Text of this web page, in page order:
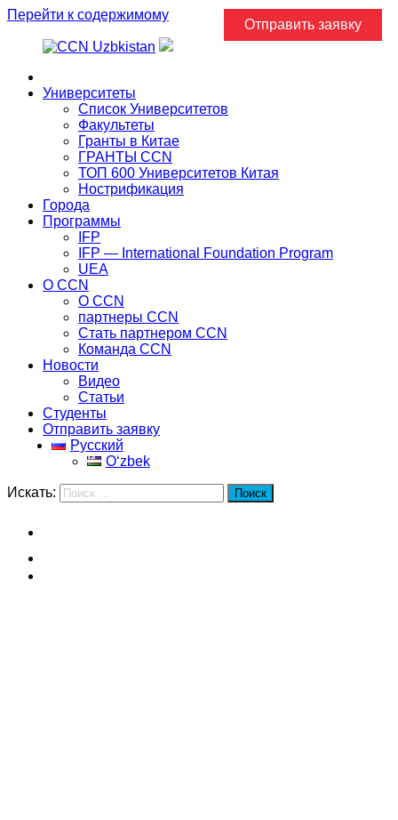
Перейти к содержимому
Университеты
Список Университетов
Факультеты
Гранты в Китае
ГРАНТЫ ССN
ТОП 600 Университетов Китая
Нострификация
Города
Программы
IFP
IFP — International Foundation Program
UEA
О CCN
О CCN
партнеры ССN
Стать партнером CCN
Команда ССN
Новости
Видео
Статьи
Студенты
Отправить заявку
Русский
Oʻzbek
Искать: Поиск
Отправить заявку